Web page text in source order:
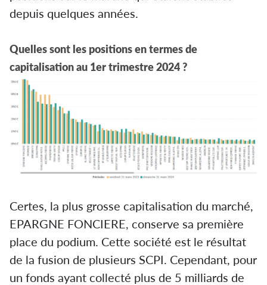
depuis quelques années.
Quelles sont les positions en termes de
capitalisation au 1er trimestre 2024 ?
Certes, la plus grosse capitalisation du marché,
EPARGNE FONCIERE, conserve sa première
place du podium. Cette société est le résultat
de la fusion de plusieurs SCPI. Cependant, pour
un fonds ayant collecté plus de 5 milliards de